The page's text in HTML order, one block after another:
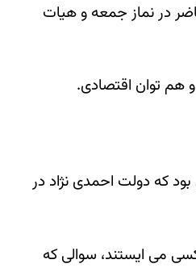
در نماز جمعه و هیات
هم توان اقتصادی.
که دولت احمدی نژاد در
می ایستند، سوالی که